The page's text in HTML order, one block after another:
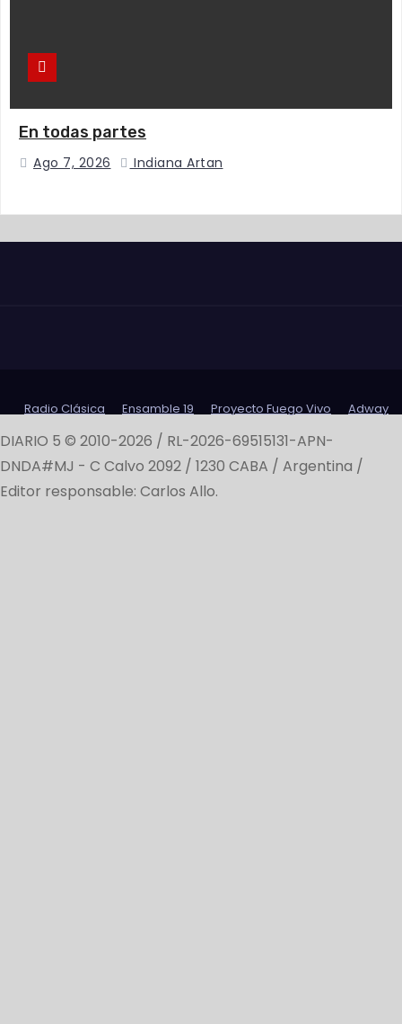
En todas partes
Ago 7, 2026 Indiana Artan
Radio Clásica Ensamble 19 Proyecto Fuego Vivo Adway
DIARIO 5 © 2010-2026 / RL-2026-69515131-APN-
DNDA#MJ - C Calvo 2092 / 1230 CABA / Argentina /
Editor responsable: Carlos Allo.